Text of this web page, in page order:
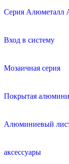
Серия Алюметалл
Вход в систему
Мозаичная серия
Покрытая
Алюминиевый
аксессуары